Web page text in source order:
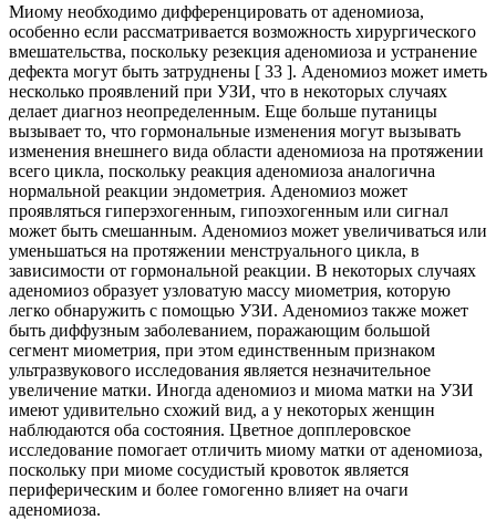
Миому необходимо дифференцировать от аденомиоза,
особенно если рассматривается возможность хирургического
вмешательства, поскольку резекция аденомиоза и устранение
дефекта могут быть затруднены [ 33 ]. Аденомиоз может иметь
несколько проявлений при УЗИ, что в некоторых случаях
делает диагноз неопределенным. Еще больше путаницы
вызывает то, что гормональные изменения могут вызывать
изменения внешнего вида области аденомиоза на протяжении
всего цикла, поскольку реакция аденомиоза аналогична
нормальной реакции эндометрия. Аденомиоз может
проявляться гиперэхогенным, гипоэхогенным или сигнал
может быть смешанным. Аденомиоз может увеличиваться или
уменьшаться на протяжении менструального цикла, в
зависимости от гормональной реакции. В некоторых случаях
аденомиоз образует узловатую массу миометрия, которую
легко обнаружить с помощью УЗИ. Аденомиоз также может
быть диффузным заболеванием, поражающим большой
сегмент миометрия, при этом единственным признаком
ультразвукового исследования является незначительное
увеличение матки. Иногда аденомиоз и миома матки на УЗИ
имеют удивительно схожий вид, а у некоторых женщин
наблюдаются оба состояния. Цветное допплеровское
исследование помогает отличить миому матки от аденомиоза,
поскольку при миоме сосудистый кровоток является
периферическим и более гомогенно влияет на очаги
аденомиоза.